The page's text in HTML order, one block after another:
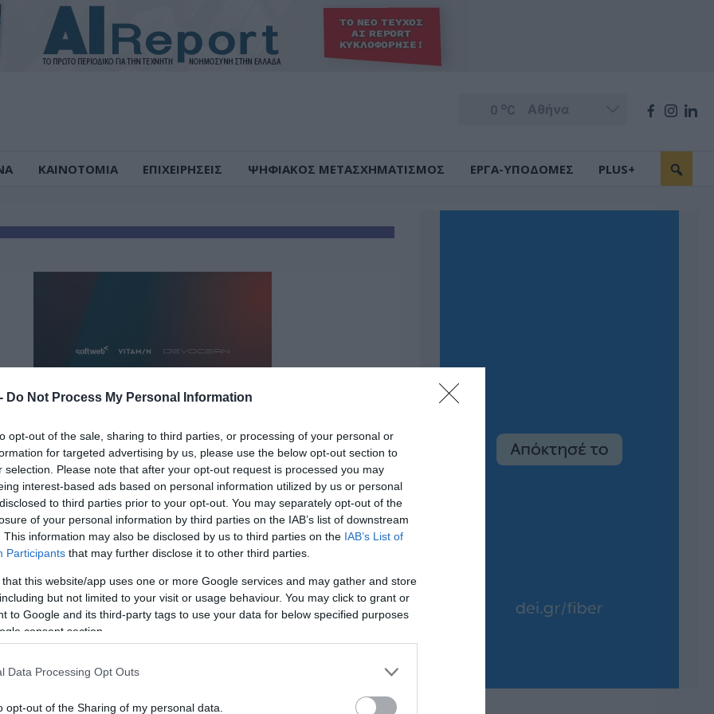
Do Not Process My Personal Information
opt-out of the sale, sharing to third parties, or processing of your personal or
for targeted advertising by us, please use the below opt-out section to
selection. Please note that after your opt-out request is processed you may
interest-based ads based on personal information utilized by us or personal
to third parties prior to your opt-out. You may separately opt-out of the
of your personal information by third parties on the IAB’s list of downstream
This information may also be disclosed by us to third parties on the IAB’s List of
Participants that may further disclose it to other third parties.
that this website/app uses one or more Google services and may gather and store
but not limited to your visit or usage behaviour. You may click to grant or
to Google and its third-party tags to use your data for below specified purposes
consent section.
Data Processing Opt Outs
opt-out of the Sharing of my personal data.
0 oC
ΚΑΙΝΟΤΟΜΙΑ ΕΠΙΧΕΙΡΗΣΕΙΣ ΨΗΦΙΑΚΟΣ ΜΕΤΑΣΧΗΜΑΤΙΣΜΟΣ ΕΡΓΑ-ΥΠΟΔΟΜΕΣ PLUS+